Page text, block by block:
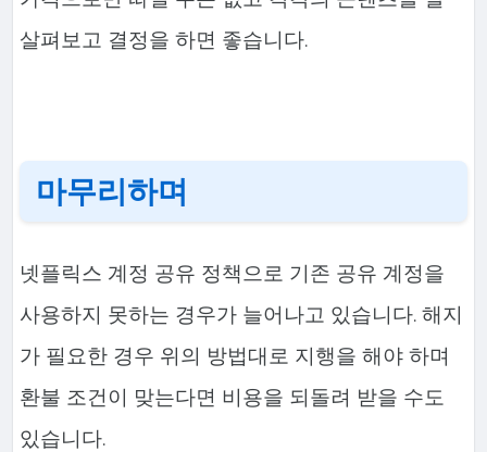
살펴보고 결정을 하면 좋습니다.
마무리하며
넷플릭스 계정 공유 정책으로 기존 공유 계정을
사용하지 못하는 경우가 늘어나고 있습니다. 해지
가 필요한 경우 위의 방법대로 지행을 해야 하며
환불 조건이 맞는다면 비용을 되돌려 받을 수도
있습니다.